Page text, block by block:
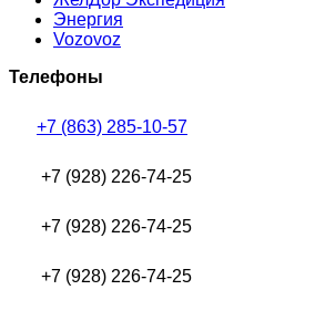
Энергия
Vozovoz
Телефоны
+7 (863) 285-10-57
+7 (928) 226-74-25
+7 (928) 226-74-25
+7 (928) 226-74-25